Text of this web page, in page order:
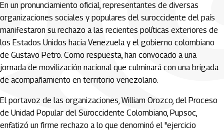
En un pronunciamiento oficial, representantes de diversas
organizaciones sociales y populares del suroccidente del país
manifestaron su rechazo a las recientes políticas exteriores de
los Estados Unidos hacia Venezuela y el gobierno colombiano
de Gustavo Petro. Como respuesta, han convocado a una
jornada de movilización nacional que culminará con una brigada
de acompañamiento en territorio venezolano.
El portavoz de las organizaciones, William Orozco, del Proceso
de Unidad Popular del Suroccidente Colombiano, Pupsoc,
enfatizó un firme rechazo a lo que denominó el "ejercicio